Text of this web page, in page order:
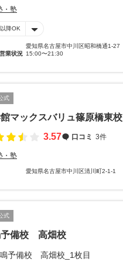
・塾
降OK
愛知県名古屋市中川区昭和橋通1-27
業状況 15:00〜21:30
式
マックスバリュ篠原橋東校
3.57
口コミ 3件
・塾
愛知県名古屋市中川区清川町2-1-1
式
予備校 高畑校